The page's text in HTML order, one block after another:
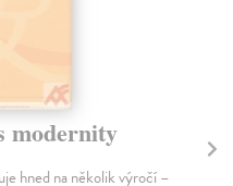
na několik výročí –